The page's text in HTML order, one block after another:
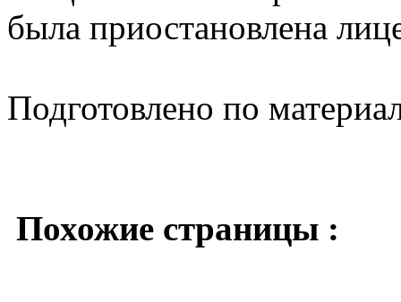
была приостановлена
Подготовлено по
Похожие страницы :